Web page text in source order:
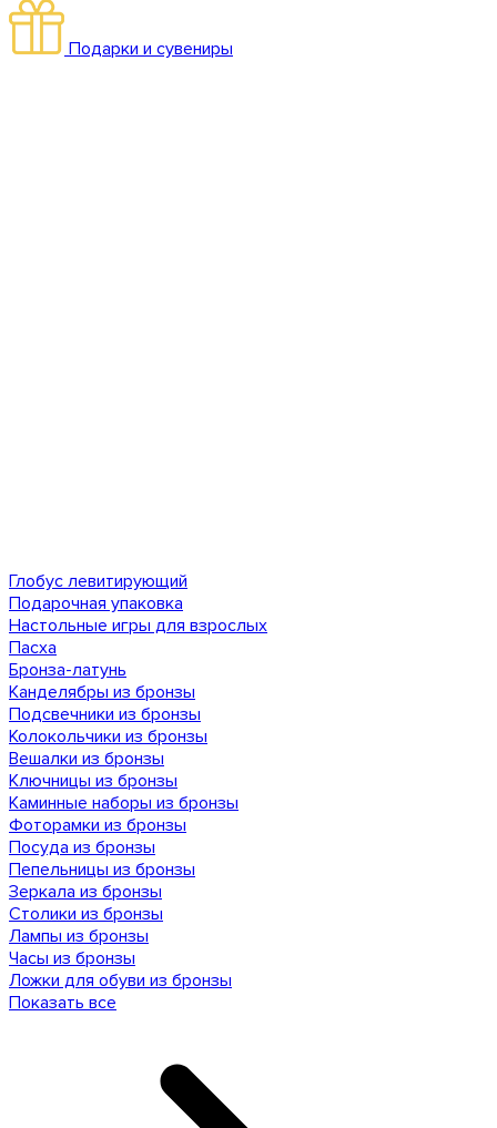
Подарки и сувениры
Глобус левитирующий
Подарочная упаковка
Настольные игры для взрослых
Пасха
Бронза-латунь
Канделябры из бронзы
Подсвечники из бронзы
Колокольчики из бронзы
Вешалки из бронзы
Ключницы из бронзы
Каминные наборы из бронзы
Фоторамки из бронзы
Посуда из бронзы
Пепельницы из бронзы
Зеркала из бронзы
Столики из бронзы
Лампы из бронзы
Часы из бронзы
Ложки для обуви из бронзы
Показать все